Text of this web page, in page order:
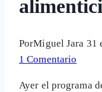
PorMiguel Jara 31
1 Comentario
Ayer el programa